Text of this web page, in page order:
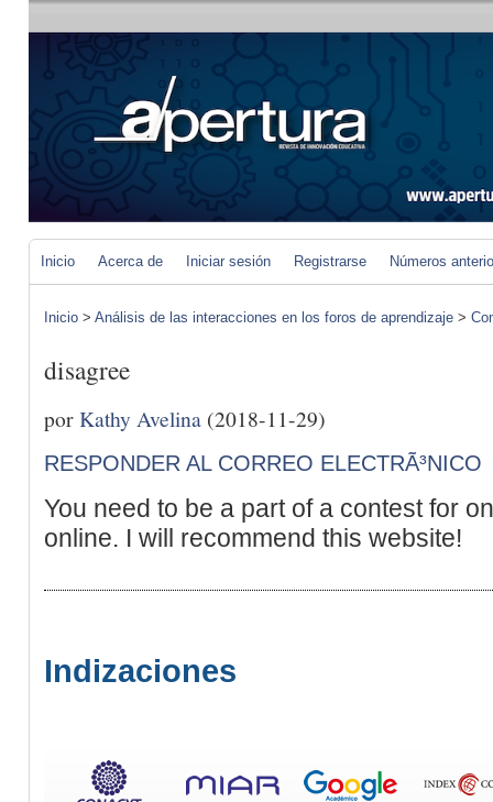
Inicio Acerca de Iniciar sesión Registrarse Números
Inicio > Análisis de las interacciones en los foros de aprendizaje >
disagree
porKathy Avelina (2018-11-29)
RESPONDER AL CORREO ELECTRÃ³NICO
You need to be a part of a contest for
online. I will recommend this website!
Indizaciones